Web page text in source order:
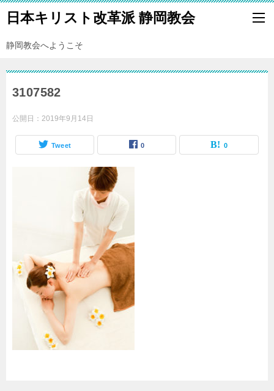
日本キリスト改革派 静岡教会
静岡教会へようこそ
3107582
公開日： 2019年9月14日
Tweet 0 0